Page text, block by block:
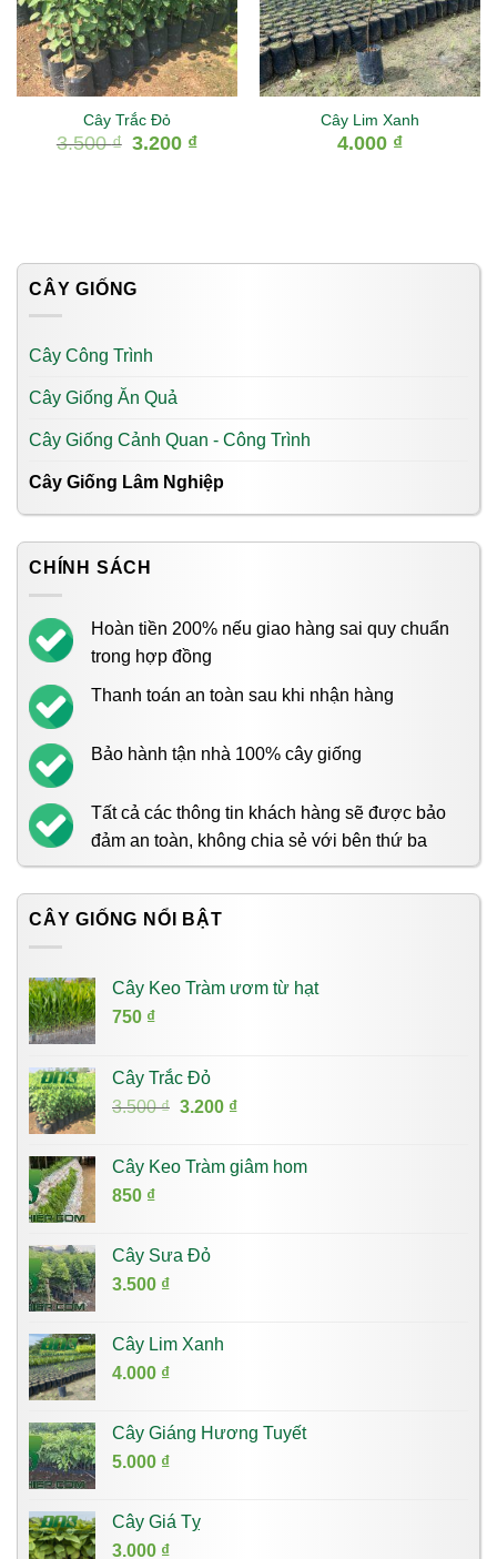
CÂY GIỐNG
Cây Công Trình
Cây Giống Ăn Quả
Cây Giống Cảnh Quan - Công Trình
Cây Giống Lâm Nghiệp
CHÍNH SÁCH
Hoàn tiền 200% nếu giao hàng sai quy chuẩn
trong hợp đồng
Thanh toán an toàn sau khi nhận hàng
Bảo hành tận nhà 100% cây giống
Tất cả các thông tin khách hàng sẽ được bảo
đảm an toàn, không chia sẻ với bên thứ ba
CÂY GIỐNG NỔI BẬT
Cây Keo Tràm ươm từ hạt
750 ₫
Cây Trắc Đỏ
3.500₫ Giá
3.500 ₫.
3.200 ₫Giá
là:
Cây Keo Tràm giâm hom
850 ₫
Cây Sưa Đỏ
3.500 ₫
Cây Lim Xanh
4.000 ₫
Cây Giáng Hương Tuyết
5.000 ₫
Cây Giá Tỵ
3.000 ₫
Cây Trắc Đỏ
3.500₫
Giá
gốc
3.200 ₫Giá
Cây Lim Xanh
4.000 ₫